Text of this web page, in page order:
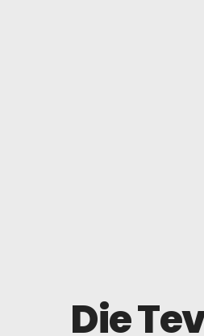
Die